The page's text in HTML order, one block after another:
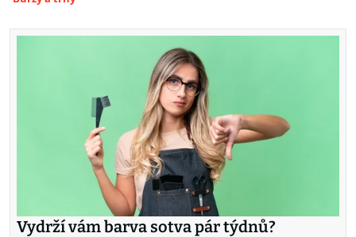
Vydrží vám barva sotva pár týdnů?